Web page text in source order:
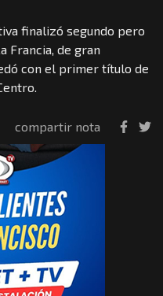
finalizó segundo pero
Francia, de gran
con el primer título de
compartir nota